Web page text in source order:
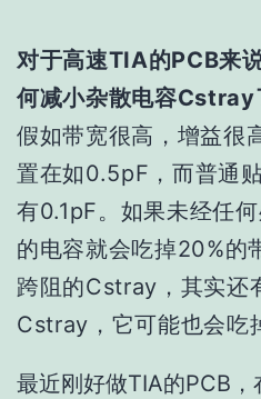
对于高速TIA的PCB来
何减小杂散电容Cstray
假如带宽很高，增益很
置在如0.5pF，而普通
有0.1pF。如果未经任
的电容就会吃掉20%的
跨阻的Cstray，其实还
Cstray，它可能也会吃
最近刚好做TIA的PCB，